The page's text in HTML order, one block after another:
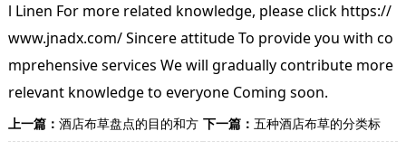
l Linen For more related knowledge, please click https://
www.jnadx.com/ Sincere attitude To provide you with co
mprehensive services We will gradually contribute more
relevant knowledge to everyone Coming soon.
上一篇： 酒店布草盘点的目的和方 下一篇： 五种酒店布草的分类标